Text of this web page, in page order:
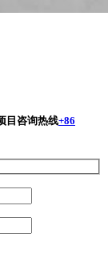
目咨询热线+86